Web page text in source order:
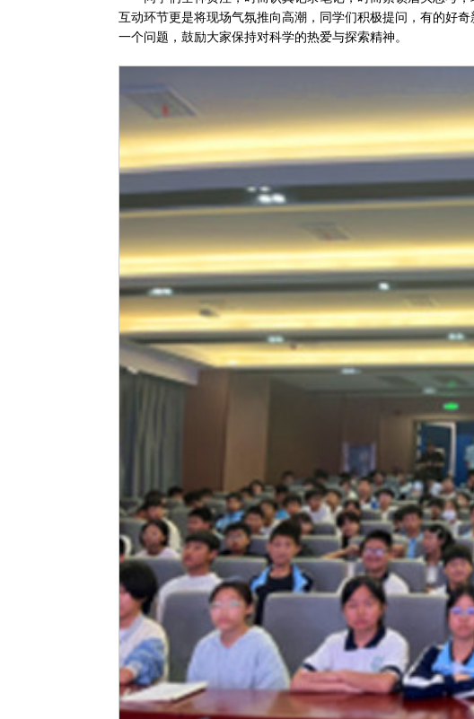
互动环节更是将现场气氛推向高潮，同学们积极提问，有的好
一个问题，鼓励大家保持对科学的热爱与探索精神。